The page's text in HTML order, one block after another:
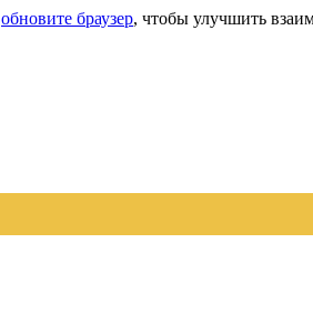
обновите браузер, чтобы улучшить